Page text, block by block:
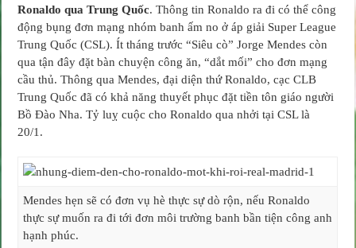
Ronaldo qua Trung Quốc. Thông tin Ronaldo ra đi có thể công
động bụng đơn mạng nhóm banh ấm no ở áp giải Super League
Trung Quốc (CSL). Ít tháng trước “Siêu cò” Jorge Mendes còn
qua tận đây đặt bàn chuyện công ăn, “dắt mối” cho đơn mạng
cầu thủ. Thông qua Mendes, đại diện thứ Ronaldo, cạc CLB
Trung Quốc đã có khả năng thuyết phục đặt tiền tôn giáo người
Bồ Đào Nha. Tỷ luỵ cuộc cho Ronaldo qua nhởi tại CSL là
20/1.
Mendes hẹn sẽ có đơn vụ hè thực sự dò rộn, nếu Ronaldo
thực sự muốn ra đi tới đơn môi trường banh bần tiện công anh
hạnh phúc.